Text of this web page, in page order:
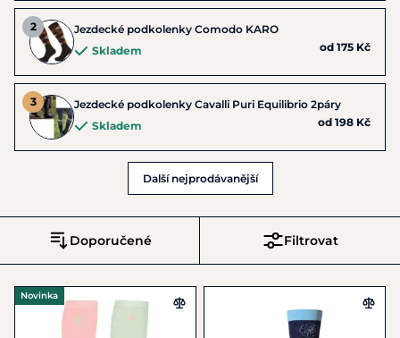
Jezdecké podkolenky Comodo KARO
Skladem
od 175 Kč
Jezdecké podkolenky Cavalli Puri Equilibrio 2páry
Skladem
od 198 Kč
Další nejprodávanější
Filtrovat
Doporučené
Novinka